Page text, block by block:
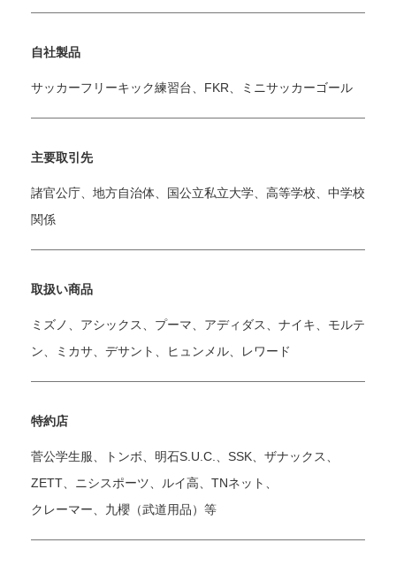
自社製品
サッカーフリーキック練習台、FKR、ミニサッカーゴール
主要取引先
諸官公庁、地方自治体、国公立私立大学、高等学校、中学校
関係
取扱い商品
ミズノ、アシックス、プーマ、アディダス、ナイキ、モルテ
ン、ミカサ、デサント、ヒュンメル、レワード
特約店
菅公学生服、トンボ、明石S.U.C.、SSK、ザナックス、
ZETT、ニシスポーツ、ルイ高、TNネット、
クレーマー、九櫻（武道用品）等